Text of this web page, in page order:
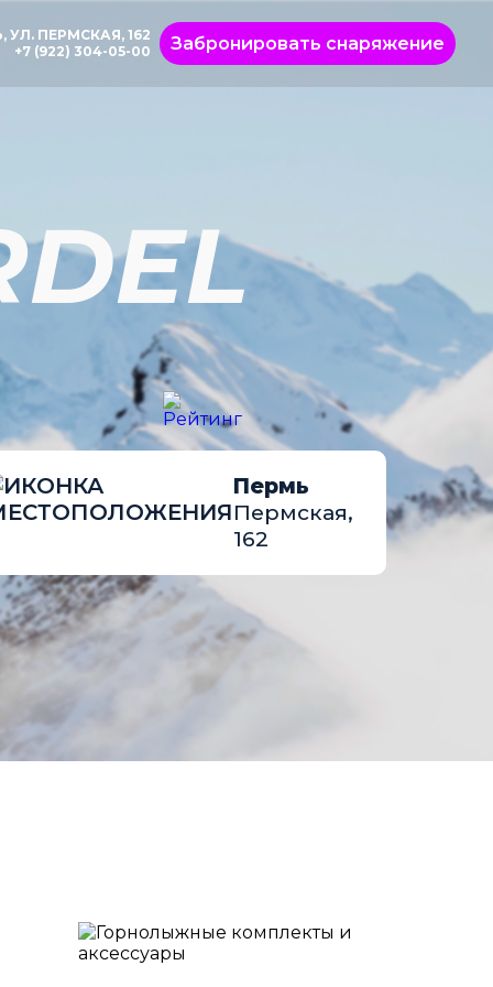
УЛ. ПЕРМСКАЯ, 162
+7 (922) 304-05-00
Забронировать снаряжение
Пермь
Пермская,
162